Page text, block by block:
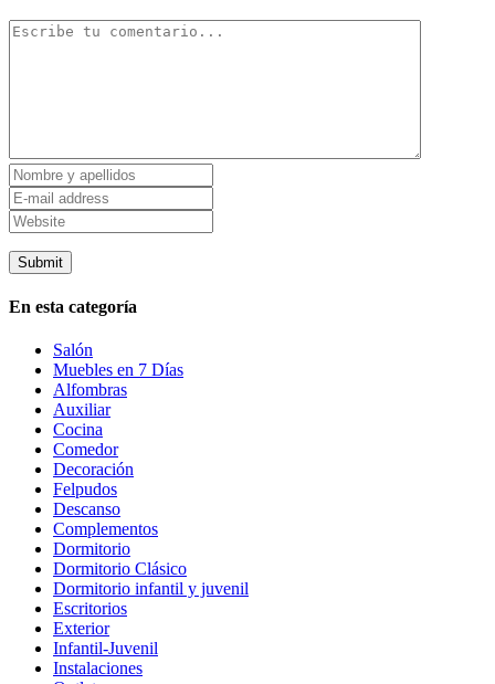
En esta categoría
Salón
Muebles en 7 Días
Alfombras
Auxiliar
Cocina
Comedor
Decoración
Felpudos
Descanso
Complementos
Dormitorio
Dormitorio Clásico
Dormitorio infantil y juvenil
Escritorios
Exterior
Infantil-Juvenil
Instalaciones